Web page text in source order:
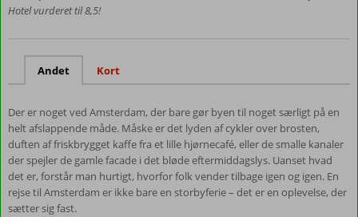
lufthavnen
wellnessområde
på 1.000 m²
Hotel vurderet til 8,5!
Andet Kort
Der er noget ved Amsterdam, der bare gør byen til noget særligt på en
helt afslappende måde. Måske er det lyden af cykler over brosten,
duften af friskbrygget kaffe fra et lille hjørnecafé, eller de smalle kanaler
der spejler de gamle facade i det bløde eftermiddagslys. Uanset hvad
det er, forstår man hurtigt, hvorfor folk vender tilbage igen og igen. En
rejse til Amsterdam er ikke bare en storbyferie – det er en oplevelse, der
sætter sig fast.